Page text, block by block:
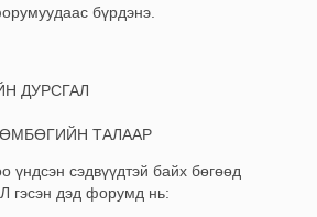
бүрдэнэ.
ДУРСГАЛ
ТАЛААР
үндсэн сэдвүүдтэй байх бөгөөд
дэд форумд нь: